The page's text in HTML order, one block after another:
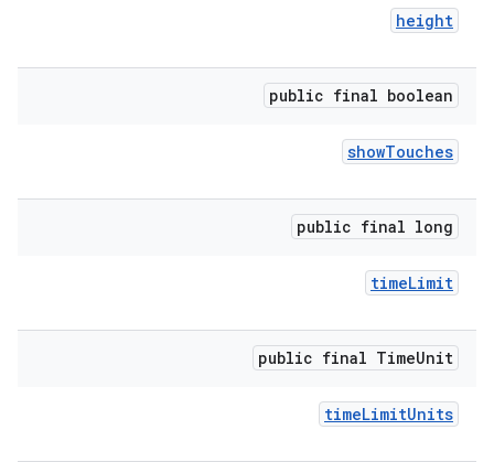
height
public final boolean
showTouches
public final long
timeLimit
public final TimeUnit
timeLimitUnits